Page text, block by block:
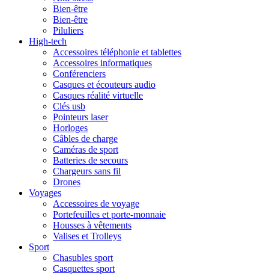
Bien-être
Bien-être
Piluliers
High-tech
Accessoires téléphonie et tablettes
Accessoires informatiques
Conférenciers
Casques et écouteurs audio
Casques réalité virtuelle
Clés usb
Pointeurs laser
Horloges
Câbles de charge
Caméras de sport
Batteries de secours
Chargeurs sans fil
Drones
Voyages
Accessoires de voyage
Portefeuilles et porte-monnaie
Housses à vêtements
Valises et Trolleys
Sport
Chasubles sport
Casquettes sport